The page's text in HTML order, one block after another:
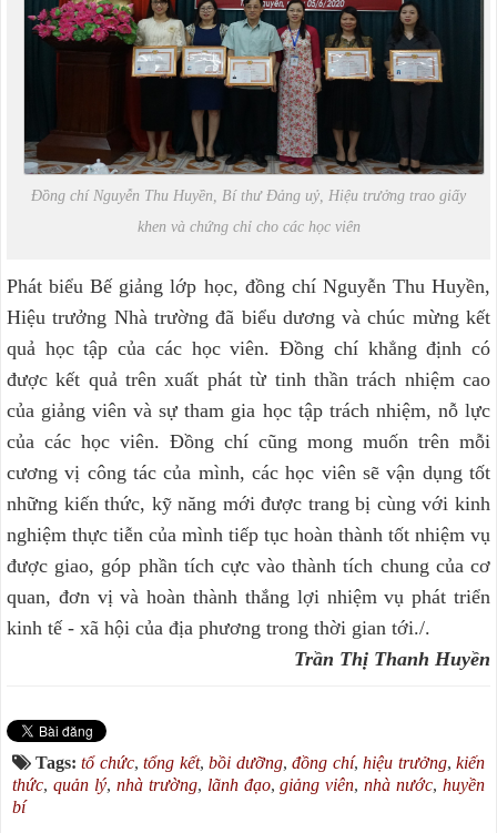
Đồng chí Nguyễn Thu Huyền, Bí thư Đảng uỷ, Hiệu trưởng trao giấy
khen và chứng chỉ cho các học viên
Phát biểu Bế giảng lớp học, đồng chí Nguyễn Thu Huyền,
Hiệu trưởng Nhà trường đã biểu dương và chúc mừng kết
quả học tập của các học viên. Đồng chí khẳng định có
được kết quả trên xuất phát từ tinh thần trách nhiệm cao
của giảng viên và sự tham gia học tập trách nhiệm, nỗ lực
của các học viên. Đồng chí cũng mong muốn trên mỗi
cương vị công tác của mình, các học viên sẽ vận dụng tốt
những kiến thức, kỹ năng mới được trang bị cùng với kinh
nghiệm thực tiễn của mình tiếp tục hoàn thành tốt nhiệm vụ
được giao, góp phần tích cực vào thành tích chung của cơ
quan, đơn vị và hoàn thành thắng lợi nhiệm vụ phát triển
kinh tế - xã hội của địa phương trong thời gian tới./.
Trần Thị Thanh Huyền
Tags:tổ chức,tổng kết,bồi dưỡng,đồng chí,hiệu trưởng,kiến
thức, quản lý, nhà trường, lãnh đạo,giảng viên,nhà nước,huyền
bí